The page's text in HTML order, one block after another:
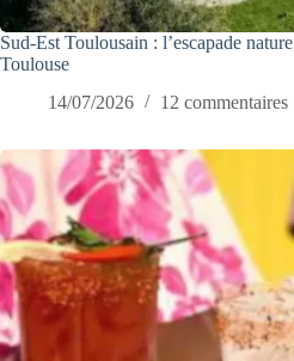
Sud-Est Toulousain : l’escapade
Toulouse
14/07/2026
12 commentaires